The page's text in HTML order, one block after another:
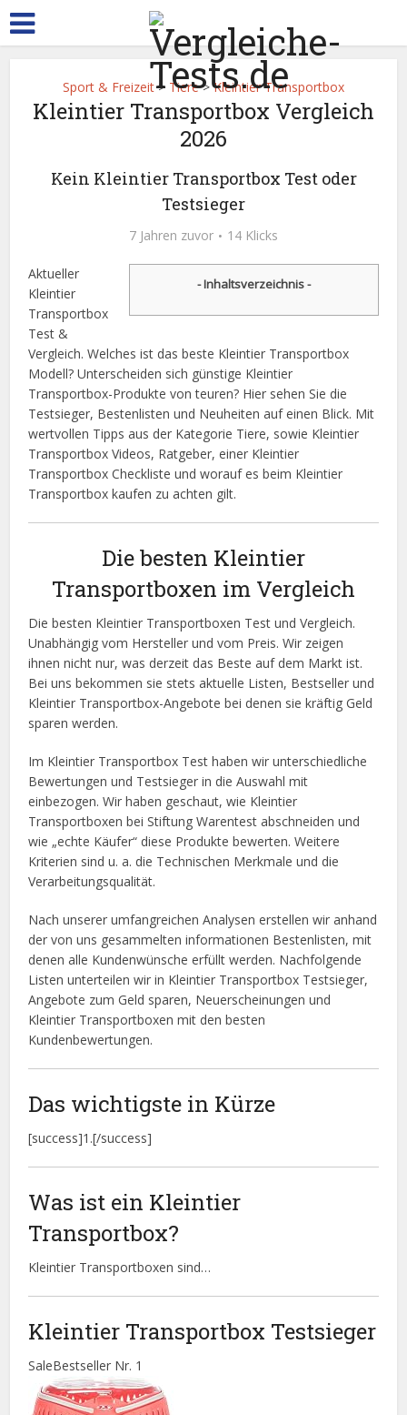
Sport & Freizeit> Tiere>Kleintier Transportbox
Kleintier Transportbox Vergleich
2026
Kein Kleintier Transportbox Test oder
Testsieger
7 Jahren zuvor 14 Klicks
- Inhaltsverzeichnis -
Aktueller
Kleintier
Transportbox
Test &
Vergleich. Welches ist das beste Kleintier Transportbox
Modell? Unterscheiden sich günstige Kleintier
Transportbox-Produkte von teuren? Hier sehen Sie die
Testsieger, Bestenlisten und Neuheiten auf einen Blick. Mit
wertvollen Tipps aus der Kategorie Tiere, sowie Kleintier
Transportbox Videos, Ratgeber, einer Kleintier
Transportbox Checkliste und worauf es beim Kleintier
Transportbox kaufen zu achten gilt.
Die besten Kleintier
Transportboxen im Vergleich
Die besten Kleintier Transportboxen Test und Vergleich.
Unabhängig vom Hersteller und vom Preis. Wir zeigen
ihnen nicht nur, was derzeit das Beste auf dem Markt ist.
Bei uns bekommen sie stets aktuelle Listen, Bestseller und
Kleintier Transportbox-Angebote bei denen sie kräftig Geld
sparen werden.
Im Kleintier Transportbox Test haben wir unterschiedliche
Bewertungen und Testsieger in die Auswahl mit
einbezogen. Wir haben geschaut, wie Kleintier
Transportboxen bei Stiftung Warentest abschneiden und
wie „echte Käufer“ diese Produkte bewerten. Weitere
Kriterien sind u. a. die Technischen Merkmale und die
Verarbeitungsqualität.
Nach unserer umfangreichen Analysen erstellen wir anhand
der von uns gesammelten informationen Bestenlisten, mit
denen alle Kundenwünsche erfüllt werden. Nachfolgende
Listen unterteilen wir in Kleintier Transportbox Testsieger,
Angebote zum Geld sparen, Neuerscheinungen und
Kleintier Transportboxen mit den besten
Kundenbewertungen.
Das wichtigste in Kürze
[success]1.[/success]
Was ist ein Kleintier
Transportbox?
Kleintier Transportboxen sind…
Kleintier Transportbox Testsieger
SaleBestseller Nr. 1